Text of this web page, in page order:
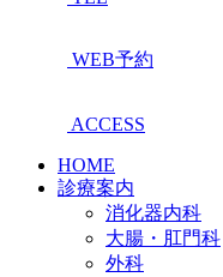
WEB予約
ACCESS
HOME
診療案内
消化器内科
大腸・肛門科
外科